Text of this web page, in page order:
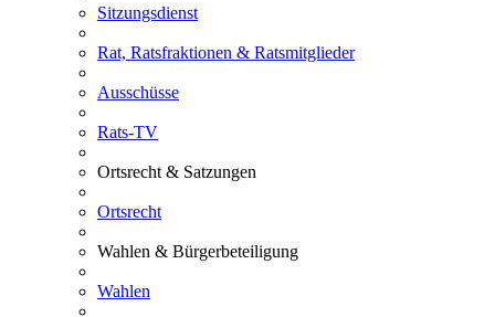
Sitzungsdienst
Rat, Ratsfraktionen & Ratsmitglieder
Ausschüsse
Rats-TV
Ortsrecht & Satzungen
Ortsrecht
Wahlen & Bürgerbeteiligung
Wahlen